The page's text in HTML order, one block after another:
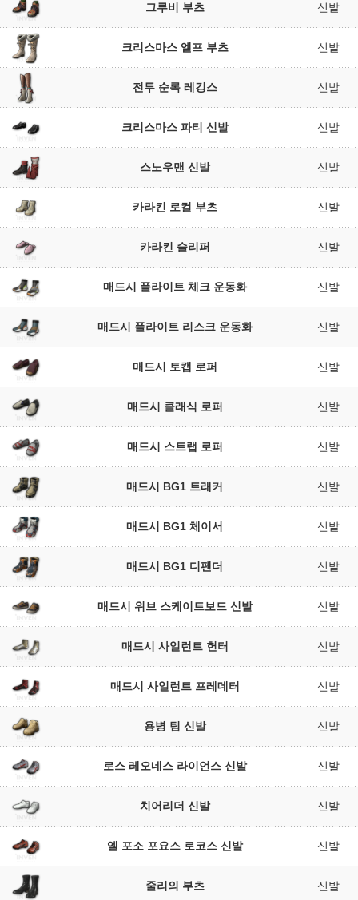
그루비 부츠 신발
크리스마스 엘프 부츠 신발
전투 순록 레깅스 신발
크리스마스 파티 신발 신발
스노우맨 신발 신발
카라킨 로컬 부츠 신발
카라킨 슬리퍼 신발
매드시 플라이트 체크 운동화 신발
매드시 플라이트 리스크 운동화 신발
매드시 토캡 로퍼 신발
매드시 클래식 로퍼 신발
매드시 스트랩 로퍼 신발
매드시 BG1 트래커 신발
매드시 BG1 체이서 신발
매드시 BG1 디펜더 신발
매드시 위브 스케이트보드 신발 신발
매드시 사일런트 헌터 신발
매드시 사일런트 프레데터 신발
용병 팀 신발 신발
로스 레오네스 라이언스 신발 신발
치어리더 신발 신발
엘 포소 포요스 로코스 신발 신발
줄리의 부츠 신발